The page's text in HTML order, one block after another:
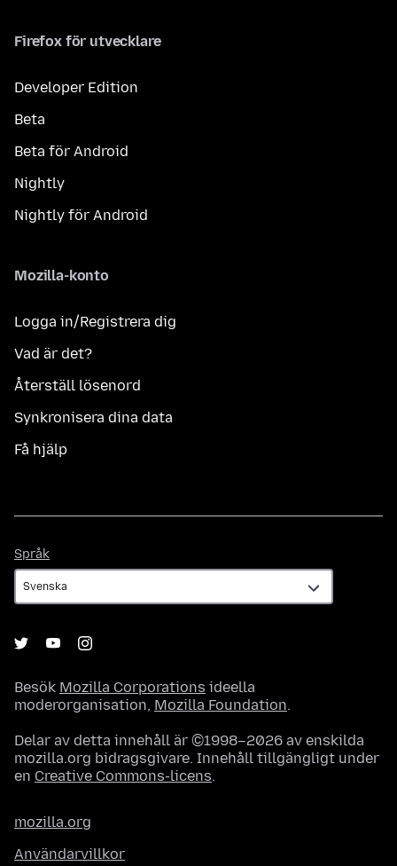
Firefox för utvecklare
Developer Edition
Beta
Beta för Android
Nightly
Nightly för Android
Mozilla-konto
Logga in/Registrera dig
Vad är det?
Återställ lösenord
Synkronisera dina data
Få hjälp
Språk
Besök Mozilla Corporations ideella
moderorganisation, Mozilla Foundation.
Delar av detta innehåll är ©1998–2026 av enskilda
mozilla.org bidragsgivare. Innehåll tillgängligt under
en Creative Commons-licens.
mozilla.org
Användarvillkor